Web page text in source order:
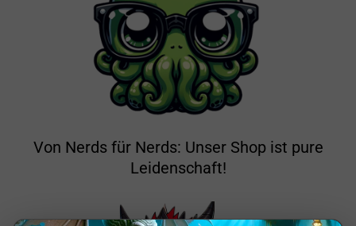
Von Nerds für Nerds: Unser Shop ist pure
Leidenschaft!